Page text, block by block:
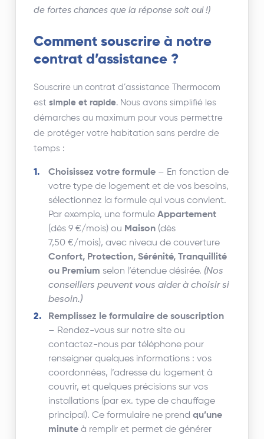
de fortes chances que la réponse soit oui !)
Comment souscrire à notre
contrat d’assistance ?
Souscrire un contrat d’assistance Thermocom
estsimple et rapide. Nous avons simplifié les
démarches au maximum pour vous permettre
de protéger votre habitation sans perdre de
temps :
Choisissez votre formule – En fonction de
votre type de logement et de vos besoins,
sélectionnez la formule qui vous convient.
Par exemple, une formuleAppartement
(dès 9 €/mois) ou Maison (dès
7,50 €/mois), avec niveau de couverture
Confort, Protection, Sérénité, Tranquillité
ou Premium selon l’étendue désirée. (Nos
conseillers peuvent vous aider à choisir si
besoin.)
Remplissez le formulaire de souscription
– Rendez-vous sur notre site ou
contactez-nous par téléphone pour
renseigner quelques informations : vos
coordonnées, l’adresse du logement à
couvrir, et quelques précisions sur vos
installations (par ex. type de chauffage
principal). Ce formulaire ne prendqu’une
minute à remplir et permet de générer